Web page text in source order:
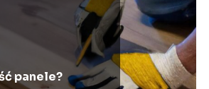
panele?